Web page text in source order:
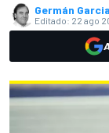
Germán
Editado: 22 ago